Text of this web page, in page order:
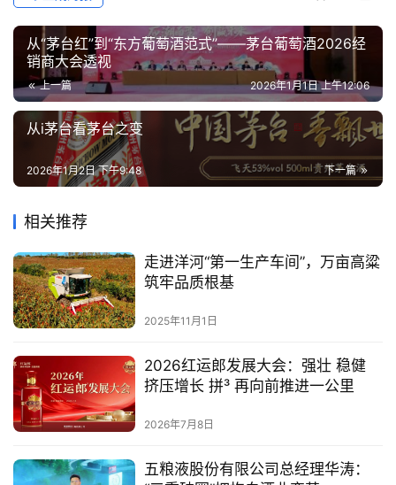
从“茅台红”到“东方葡萄酒范式”——茅台葡萄酒2026经
销商大会透视
上一篇 2026年1月1日 上午12:06
从i茅台看茅台之变
下一篇
2026年1月2日 下午9:48
相关推荐
走进洋河“第一生产车间”，万亩高粱
筑牢品质根基
2025年11月1日
2026红运郎发展大会：强壮 稳健
挤压增长 拼³ 再向前推进一公里
2026年7月8日
五粮液股份有限公司总经理华涛：